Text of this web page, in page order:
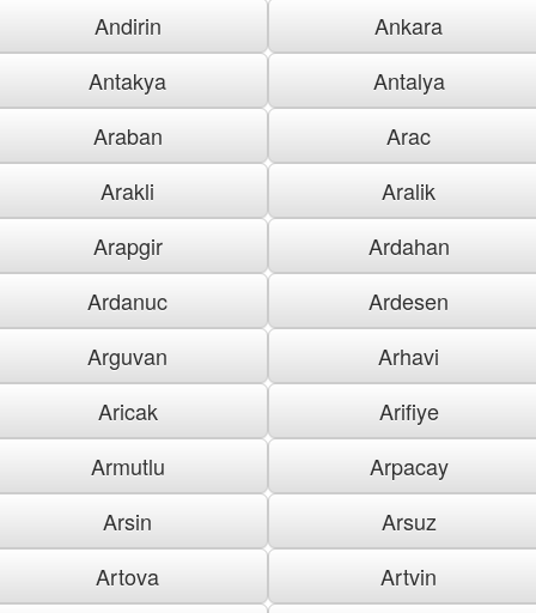
Andirin
Ankara
Antakya
Antalya
Araban
Arac
Arakli
Aralik
Arapgir
Ardahan
Ardanuc
Ardesen
Arguvan
Arhavi
Aricak
Arifiye
Armutlu
Arpacay
Arsin
Arsuz
Artova
Artvin